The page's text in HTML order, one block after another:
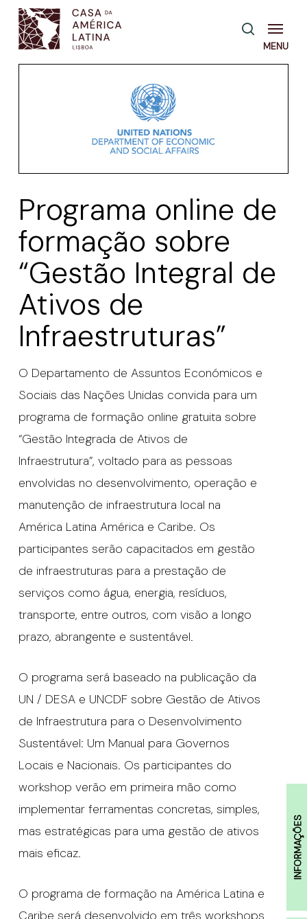
Skip
main
INFORMAÇÕES
pesquisa
Menu
Programa online de
formação sobre
“Gestão Integral de
Ativos de
Infraestruturas”
O Departamento de Assuntos Económicos e
Sociais das Nações Unidas convida para um
programa de formação online gratuita sobre
“Gestão Integrada de Ativos de
Infraestrutura”, voltado para as pessoas
envolvidas no desenvolvimento, operação e
manutenção de infraestrutura local na
América Latina América e Caribe. Os
participantes serão capacitados em gestão
de infraestruturas para a prestação de
serviços como água, energia, resíduos,
transporte, entre outros, com visão a longo
prazo, abrangente e sustentável.
O programa será baseado na publicação da
UN / DESA e UNCDF sobre Gestão de Ativos
de Infraestrutura para o Desenvolvimento
Sustentável: Um Manual para Governos
Locais e Nacionais. Os participantes do
workshop verão em primeira mão como
implementar ferramentas concretas, simples,
mas estratégicas para uma gestão de ativos
mais eficaz.
O programa de formação na América Latina e
Caribe será desenvolvido em três workshops